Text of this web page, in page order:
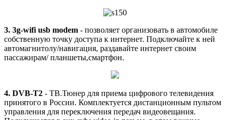
3. 3g-wifi usb modem - позволяет организовать в автомобиле
собственную точку доступа к интернет. Подключайте к ней
автомагнитолу/навигация, раздавайте интернет своим
пассажирам/ планшеты,смартфон.
4. DVB-T2 - ТВ.Тюнер для приема цифрового телевидения
принятого в России. Комплектуется дистанционным пультом
управления для переключения передач видеовещания.